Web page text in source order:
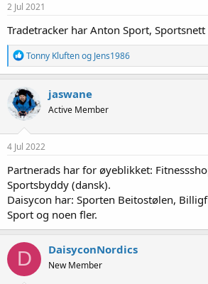
2 Jul 2021
Tradetracker har Anton Sport,
R
e
a
k
s
j
o
n
e
:
Tonny Kluftenog Jens1986
jaswane
Active Member
4 Jul 2022
Partnerads har for øyeblikket:
Sportsbyddy (dansk).
Daisycon har: Sporten Beitostølen,
Sport og noen fler.
D DaisyconNordics
New Member